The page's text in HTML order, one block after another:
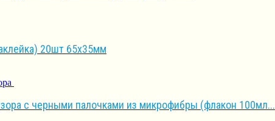
20шт 65х35мм
с черными палочками из микрофибры (флакон 100мл...